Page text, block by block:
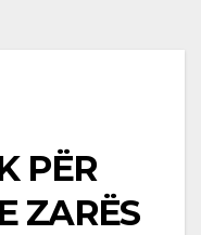
PËR
ZARËS